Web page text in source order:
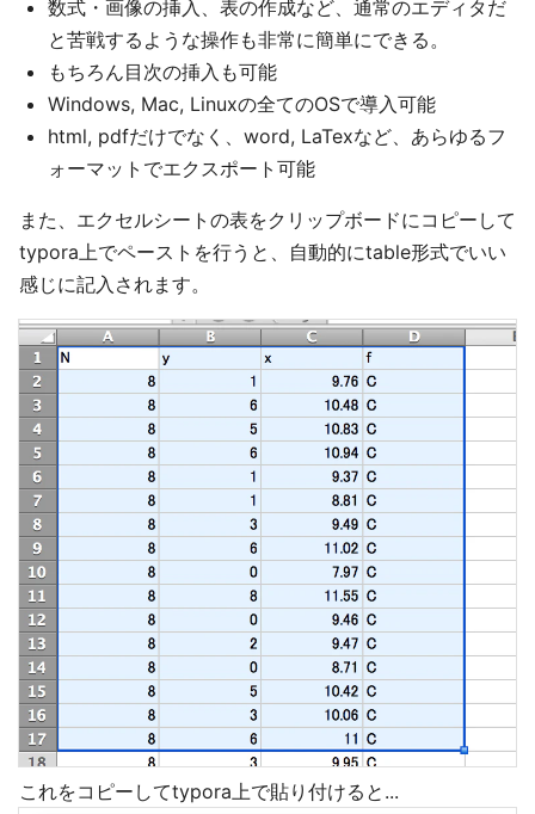
数式・画像の挿入、表の作成など、通常のエディタだ
と苦戦するような操作も非常に簡単にできる。
もちろん目次の挿入も可能
Windows, Mac, Linuxの全てのOSで導入可能
html, pdfだけでなく、word, LaTexなど、あらゆるフ
ォーマットでエクスポート可能
また、エクセルシートの表をクリップボードにコピーして
typora上でペーストを行うと、自動的にtable形式でいい
感じに記入されます。
これをコピーしてtypora上で貼り付けると...